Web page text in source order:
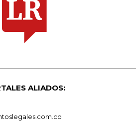
ALIADOS: